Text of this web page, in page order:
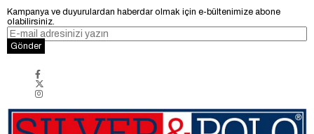
Kampanya ve duyurulardan haberdar olmak için e-bültenimize abone
olabilirsiniz.
Gönder